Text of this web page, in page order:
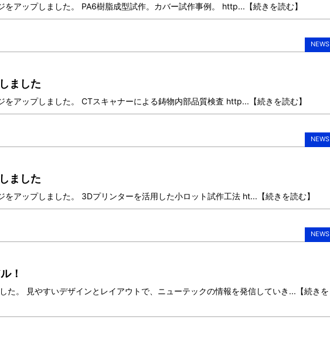
をアップしました。 PA6樹脂成型試作。カバー試作事例。 http...【続きを読む】
NEWS
ました
をアップしました。 CTスキャナーによる鋳物内部品質検査 http...【続きを読む】
NEWS
ました
をアップしました。 3Dプリンターを活用した小ロット試作工法 ht...【続きを読む】
NEWS
！
た。 見やすいデザインとレイアウトで、ニューテックの情報を発信していき...【続きを